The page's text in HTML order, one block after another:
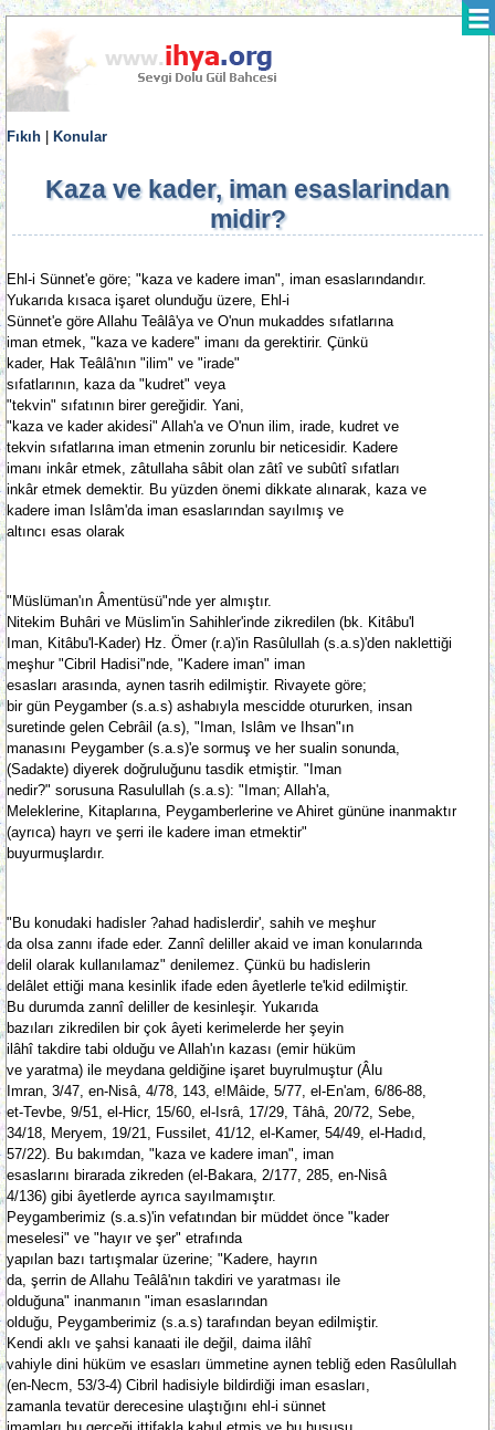
Fıkıh Konular
Kaza ve kader, iman esaslarindan
midir?
Ehl-i Sünnet'e göre; "kaza ve kadere iman", iman esaslarındandır.
Yukarıda kısaca işaret olunduğu üzere, Ehl-i
Sünnet'e göre Allahu Teâlâ'ya ve O'nun mukaddes sıfatlarına
iman etmek, "kaza ve kadere" imanı da gerektirir. Çünkü
kader, Hak Teâlâ'nın "ilim" ve "irade"
sıfatlarının, kaza da "kudret" veya
"tekvin" sıfatının birer gereğidir. Yani,
"kaza ve kader akidesi" Allah'a ve O'nun ilim, irade, kudret ve
tekvin sıfatlarına iman etmenin zorunlu bir neticesidir. Kadere
imanı inkâr etmek, zâtullaha sâbit olan zâtî ve subûtî sıfatları
inkâr etmek demektir. Bu yüzden önemi dikkate alınarak, kaza ve
kadere iman Islâm'da iman esaslarından sayılmış ve
altıncı esas olarak
"Müslüman'ın Âmentüsü"nde yer almıştır.
Nitekim Buhâri ve Müslim'in Sahihler'inde zikredilen (bk. Kitâbu'l
Iman, Kitâbu'l-Kader) Hz. Ömer (r.a)'in Rasûlullah (s.a.s)'den naklettiği
meşhur "Cibril Hadisi"nde, "Kadere iman" iman
esasları arasında, aynen tasrih edilmiştir. Rivayete göre;
bir gün Peygamber (s.a.s) ashabıyla mescidde otururken, insan
suretinde gelen Cebrâil (a.s), "Iman, Islâm ve Ihsan"ın
manasını Peygamber (s.a.s)'e sormuş ve her sualin sonunda,
(Sadakte) diyerek doğruluğunu tasdik etmiştir. "Iman
nedir?" sorusuna Rasulullah (s.a.s): "Iman; Allah'a,
Meleklerine, Kitaplarına, Peygamberlerine ve Ahiret gününe inanmaktır
(ayrıca) hayrı ve şerri ile kadere iman etmektir"
buyurmuşlardır.
"Bu konudaki hadisler ?ahad hadislerdir', sahih ve meşhur
da olsa zannı ifade eder. Zannî deliller akaid ve iman konularında
delil olarak kullanılamaz" denilemez. Çünkü bu hadislerin
delâlet ettiği mana kesinlik ifade eden âyetlerle te'kid edilmiştir.
Bu durumda zannî deliller de kesinleşir. Yukarıda
bazıları zikredilen bir çok âyeti kerimelerde her şeyin
ilâhî takdire tabi olduğu ve Allah'ın kazası (emir hüküm
ve yaratma) ile meydana geldiğine işaret buyrulmuştur (Âlu
Imran, 3/47, en-Nisâ, 4/78, 143, e!Mâide, 5/77, el-En'am, 6/86-88,
et-Tevbe, 9/51, el-Hicr, 15/60, el-Isrâ, 17/29, Tâhâ, 20/72, Sebe,
34/18, Meryem, 19/21, Fussilet, 41/12, el-Kamer, 54/49, el-Hadıd,
57/22). Bu bakımdan, "kaza ve kadere iman", iman
esaslarını birarada zikreden (el-Bakara, 2/177, 285, en-Nisâ
4/136) gibi âyetlerde ayrıca sayılmamıştır.
Peygamberimiz (s.a.s)'in vefatından bir müddet önce "kader
meselesi" ve "hayır ve şer" etrafında
yapılan bazı tartışmalar üzerine; "Kadere, hayrın
da, şerrin de Allahu Teâlâ'nın takdiri ve yaratması ile
olduğuna" inanmanın "iman esaslarından
olduğu, Peygamberimiz (s.a.s) tarafından beyan edilmiştir.
Kendi aklı ve şahsi kanaati ile değil, daima ilâhî
vahiyle dini hüküm ve esasları ümmetine aynen tebliğ eden Rasûlullah
(en-Necm, 53/3-4) Cibril hadisiyle bildirdiği iman esasları,
zamanla tevatür derecesine ulaştığını ehl-i sünnet